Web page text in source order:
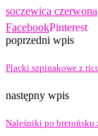
soczewica czerwona
FacebookPinterest
poprzedni wpis
Placki szpinakowe z
następny wpis
Naleśniki po bretońsku